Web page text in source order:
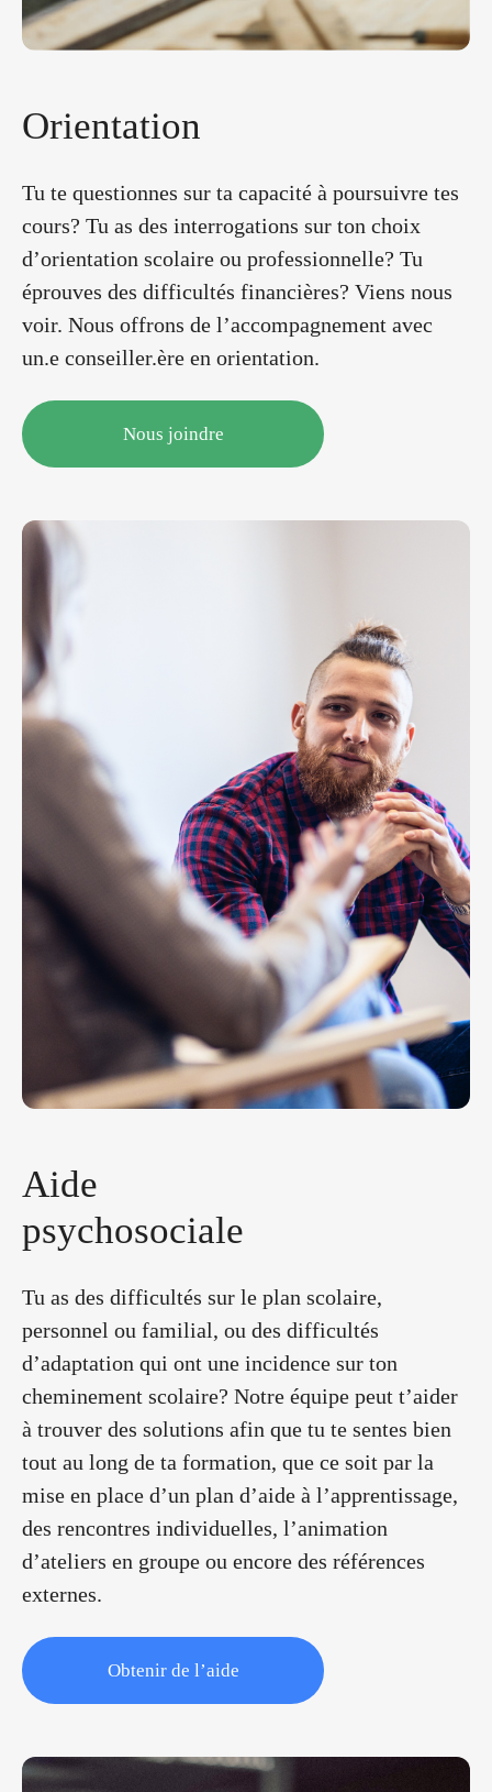
Orientation
Tu te questionnes sur ta capacité à poursuivre tes
cours? Tu as des interrogations sur ton choix
d’orientation scolaire ou professionnelle? Tu
éprouves des difficultés financières? Viens nous
voir. Nous offrons de l’accompagnement avec
un.e conseiller.ère en orientation.
Nous joindre
Aide
psychosociale
Tu as des difficultés sur le plan scolaire,
personnel ou familial, ou des difficultés
d’adaptation qui ont une incidence sur ton
cheminement scolaire? Notre équipe peut t’aider
à trouver des solutions afin que tu te sentes bien
tout au long de ta formation, que ce soit par la
mise en place d’un plan d’aide à l’apprentissage,
des rencontres individuelles, l’animation
d’ateliers en groupe ou encore des références
externes.
Obtenir de l’aide